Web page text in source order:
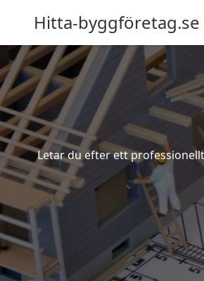
Hitta-byggföretag.se
Letar du efter ett